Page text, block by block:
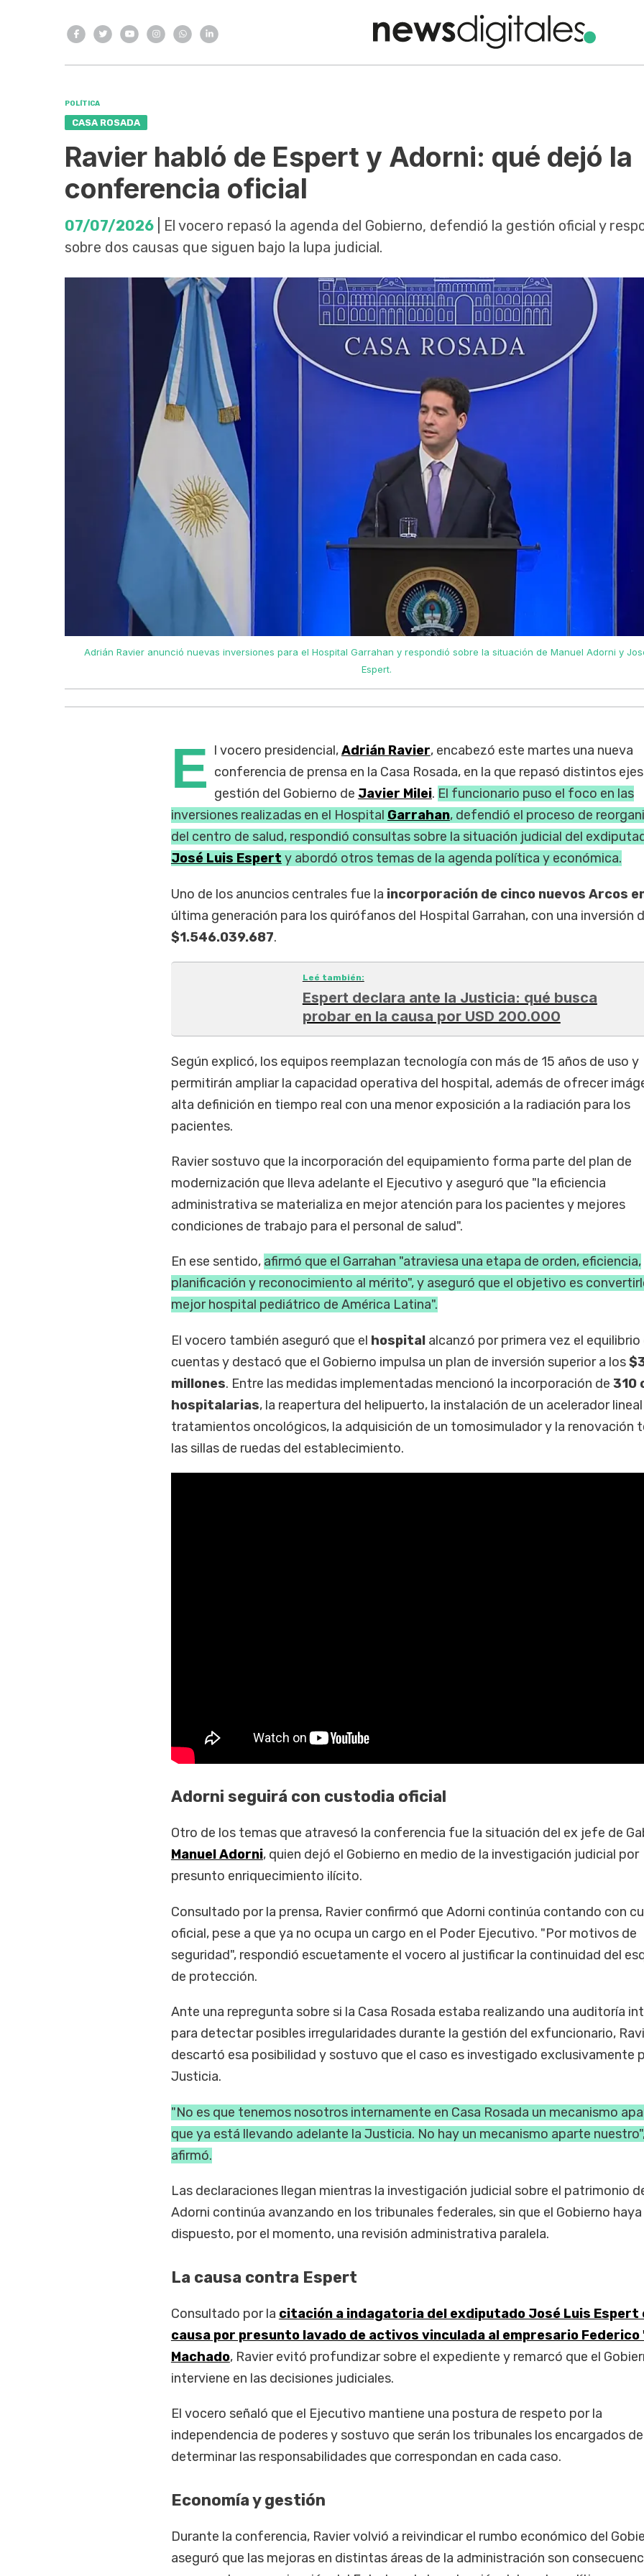
POLÍTICA
CASA ROSADA
Ravier habló de Espert y Adorni: qué dejó la
conferencia oficial
07/07/2026 | El vocero repasó la agenda del Gobierno, defendió la gestión oficial y
sobre dos causas que siguen bajo la lupa judicial.
Adrián Ravier anunció nuevas inversiones para el Hospital Garrahan y respondió sobre la situación de Manuel Adorni y
Espert.
E l vocero presidencial,Adrián Ravier, encabezó este martes una nueva
conferencia de prensa en la Casa Rosada, en la que repasó distintos
gestión del Gobierno de Javier Milei. El funcionario puso el foco en las
inversiones realizadas en el Hospital Garrahan, defendió el proceso de
del centro de salud, respondió consultas sobre la situación judicial del
José Luis Espert y abordó otros temas de la agenda política y económica.
Uno de los anuncios centrales fue la incorporación de cinco nuevos Arcos
última generación para los quirófanos del Hospital Garrahan, con una inversión
$1.546.039.687.
Leé también:
Espert declara ante la Justicia: qué busca
probar en la causa por USD 200.000
Según explicó, los equipos reemplazan tecnología con más de 15 años de uso y
permitirán ampliar la capacidad operativa del hospital, además de ofrecer
alta definición en tiempo real con una menor exposición a la radiación para los
pacientes.
Ravier sostuvo que la incorporación del equipamiento forma parte del plan de
modernización que lleva adelante el Ejecutivo y aseguró que "la eficiencia
administrativa se materializa en mejor atención para los pacientes y mejores
condiciones de trabajo para el personal de salud".
En ese sentido, afirmó que el Garrahan "atraviesa una etapa de orden, eficiencia,
planificación y reconocimiento al mérito", y aseguró que el objetivo es
mejor hospital pediátrico de América Latina".
El vocero también aseguró que el hospitalalcanzó por primera vez el equilibrio
cuentas y destacó que el Gobierno impulsa un plan de inversión superior a los
millones. Entre las medidas implementadas mencionó la incorporación de 310
hospitalarias, la reapertura del helipuerto, la instalación de un acelerador
tratamientos oncológicos, la adquisición de un tomosimulador y la renovación
las sillas de ruedas del establecimiento.
Adorni seguirá con custodia oficial
Otro de los temas que atravesó la conferencia fue la situación del ex jefe de
Manuel Adorni, quien dejó el Gobierno en medio de la investigación judicial por
presunto enriquecimiento ilícito.
Consultado por la prensa, Ravier confirmó que Adorni continúa contando con
oficial, pese a que ya no ocupa un cargo en el Poder Ejecutivo. "Por motivos de
seguridad", respondió escuetamente el vocero al justificar la continuidad del
de protección.
Ante una repregunta sobre si la Casa Rosada estaba realizando una auditoría
para detectar posibles irregularidades durante la gestión del exfuncionario,
descartó esa posibilidad y sostuvo que el caso es investigado exclusivamente
Justicia.
"No es que tenemos nosotros internamente en Casa Rosada un mecanismo
que ya está llevando adelante la Justicia. No hay un mecanismo aparte
afirmó.
Las declaraciones llegan mientras la investigación judicial sobre el patrimonio
Adorni continúa avanzando en los tribunales federales, sin que el Gobierno haya
dispuesto, por el momento, una revisión administrativa paralela.
La causa contra Espert
Consultado por la citación a indagatoria del exdiputado José Luis Espert
causa por presunto lavado de activos vinculada al empresario Federico
Machado, Ravier evitó profundizar sobre el expediente y remarcó que el
interviene en las decisiones judiciales.
El vocero señaló que el Ejecutivo mantiene una postura de respeto por la
independencia de poderes y sostuvo que serán los tribunales los encargados de
determinar las responsabilidades que correspondan en cada caso.
Economía y gestión
Durante la conferencia, Ravier volvió a reivindicar el rumbo económico del
aseguró que las mejoras en distintas áreas de la administración son